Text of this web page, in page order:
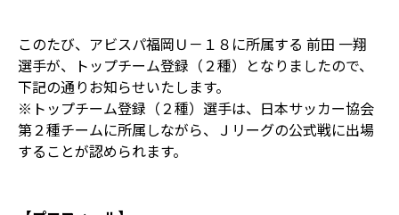
このたび、アビスパ福岡Ｕ－１８に所属する 前田 一翔
選手が、トップチーム登録（２種）となりましたので、
下記の通りお知らせいたします。
※トップチーム登録（２種）選手は、日本サッカー協会
第２種チームに所属しながら、Ｊリーグの公式戦に出場
することが認められます。